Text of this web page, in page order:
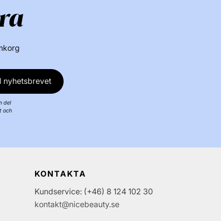
nyhetsbrevet
del
och
KONTAKTA
Kundservice: (+46) 8 124 102 30
kontakt@nicebeauty.se